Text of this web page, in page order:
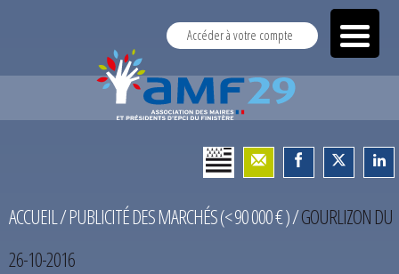
Accéder à votre compte
ACCUEIL/PUBLICITÉ DES MARCHÉS (< 90 000 € )/GOURLIZON DU
26-10-2016